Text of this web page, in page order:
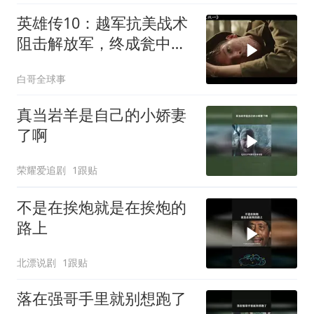
英雄传10：越军抗美战术
阻击解放军，终成瓮中之
白哥全球事
真当岩羊是自己的小娇妻
了啊
荣耀爱追剧 1跟贴
不是在挨炮就是在挨炮的
路上
北漂说剧 1跟贴
落在强哥手里就别想跑了